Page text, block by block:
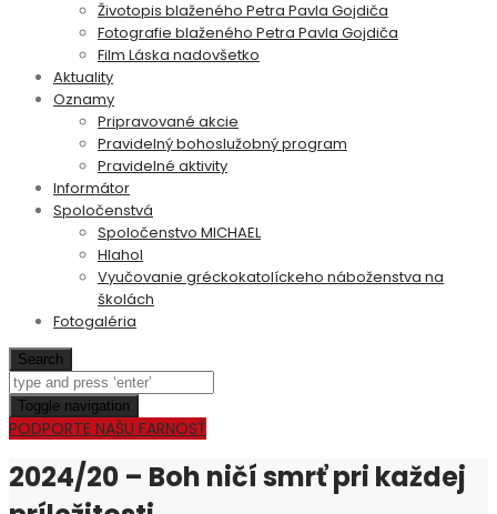
Životopis blaženého Petra Pavla Gojdiča
Fotografie blaženého Petra Pavla Gojdiča
Film Láska nadovšetko
Aktuality
Oznamy
Pripravované akcie
Pravidelný bohoslužobný program
Pravidelné aktivity
Informátor
Spoločenstvá
Spoločenstvo MICHAEL
Hlahol
Vyučovanie gréckokatolíckeho náboženstva na
školách
Fotogaléria
Search
Toggle navigation
PODPORTE NAŠU FARNOSŤ
2024/20 – Boh ničí smrť pri každej